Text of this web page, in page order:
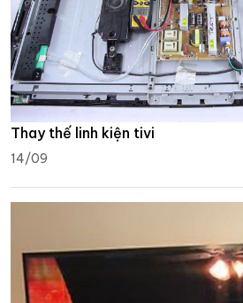
Thay thế linh kiện tivi
14/09